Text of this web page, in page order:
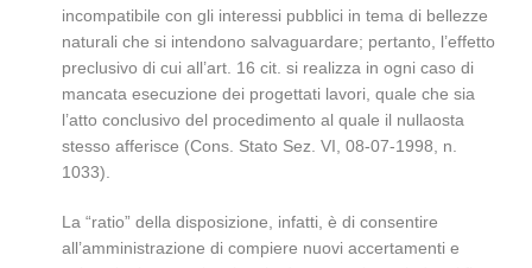
incompatibile con gli interessi pubblici in tema di bellezze
naturali che si intendono salvaguardare; pertanto, l’effetto
preclusivo di cui all’art. 16 cit. si realizza in ogni caso di
mancata esecuzione dei progettati lavori, quale che sia
l’atto conclusivo del procedimento al quale il nullaosta
stesso afferisce (Cons. Stato Sez. VI, 08-07-1998, n.
1033).
La “ratio” della disposizione, infatti, è di consentire
all’amministrazione di compiere nuovi accertamenti e